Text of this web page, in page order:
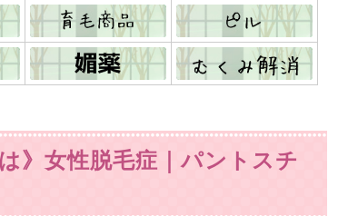
》女性脱毛症｜パントスチ